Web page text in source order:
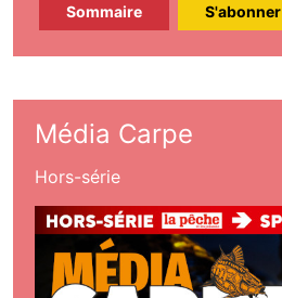
Sommaire S'abonner
Média Carpe
Hors-série